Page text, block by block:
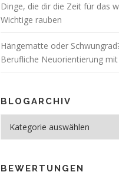
Dinge, die dir die Zeit für das
Wichtige rauben
Hängematte oder
Berufliche Neuorientierung
BLOGARCHIV
BEWERTUNGEN